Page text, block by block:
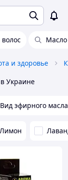
и здоровье
в Украине
Вид эфирного масла
Лимон